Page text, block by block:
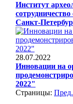
Институт
Санкт-
28.07.2022
Инновации на
2022"
Страницы: Пред.